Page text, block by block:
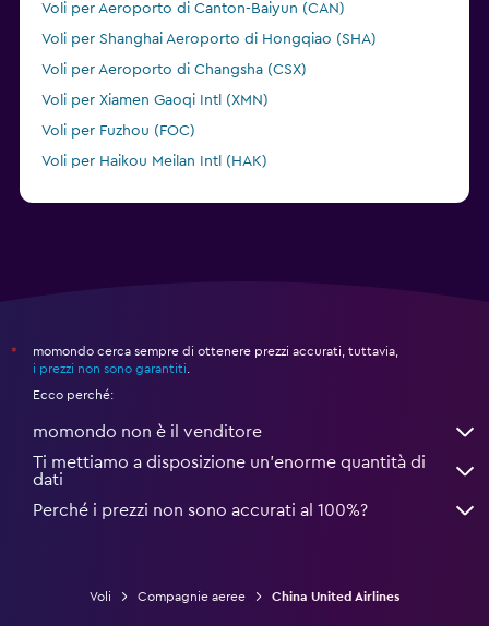
Voli per Aeroporto di Canton-Baiyun (CAN)
Voli per Shanghai Aeroporto di Hongqiao (SHA)
Voli per Aeroporto di Changsha (CSX)
Voli per Xiamen Gaoqi Intl (XMN)
Voli per Fuzhou (FOC)
Voli per Haikou Meilan Intl (HAK)
*
momondo cerca sempre di ottenere prezzi accurati, tuttavia,
i prezzi non sono garantiti
Ecco perché:
momondo non è il venditore
Ti mettiamo a disposizione un’enorme quantità di
dati
Perché i prezzi non sono accurati al 100%?
Voli Compagnie aeree China United Airlines